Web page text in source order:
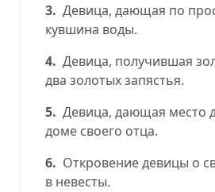
3. Девица, дающая по
кувшина воды.
4. Девица, получившая
два золотых запястья.
5. Девица, дающая место
доме своего отца.
6. Откровение девицы о
в невесты.